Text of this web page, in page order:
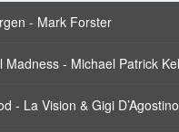
- Mark Forster
Madness - Michael Patrick
- La Vision & Gigi D’Agostino